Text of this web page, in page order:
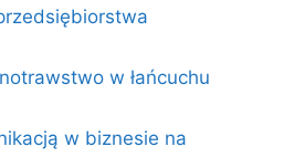
w łańcuchu
w biznesie na